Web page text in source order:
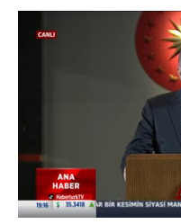
Sesi
Aç
Yüklendi:
2.44%